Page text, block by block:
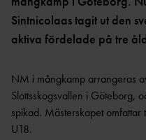
NYHETER
NYHETER FRÅN
PARAFRIIDRO
TT
2026
GRENPROGRAM &
POÄNGTABELLER
INTYG
KASTSÄKERH
ET
BANMÄTNIN
INTERNATIONELLA
MÄSTERSKAP
UTMÄRKELSER OCH
PRISER
Sintnicolaas tagit ut den
aktiva fördelade på tre
NM i mångkamp arrangeras
Slottsskogsvallen i Göteborg,
spikad. Mästerskapet
U18.